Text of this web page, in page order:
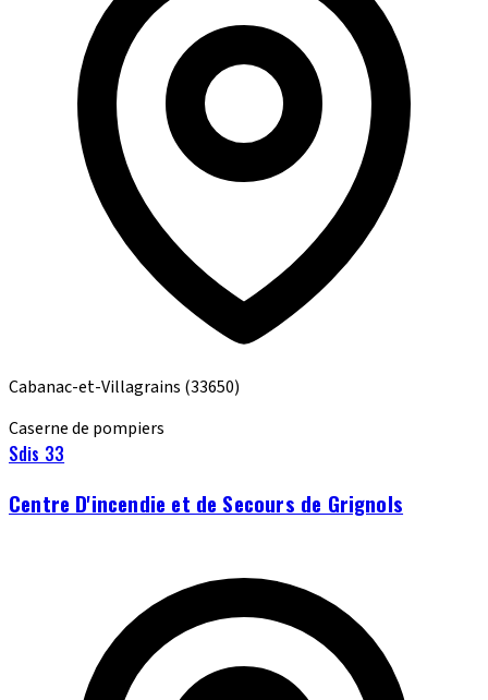
Cabanac-et-Villagrains (33650)
Caserne de pompiers
Sdis 33
Centre D'incendie et de Secours de Grignols